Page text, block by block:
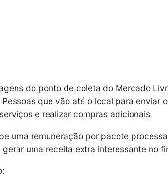
do ponto de coleta do Mercado
que vão até o local para enviar
e realizar compras adicionais.
uma remuneração por pacote
uma receita extra interessante no